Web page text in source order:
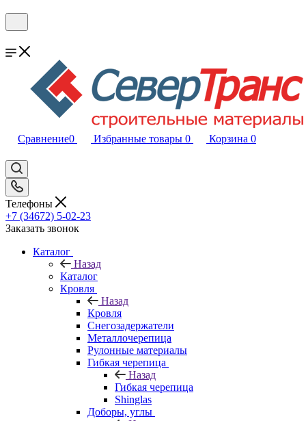
Сравнение0 Избранные товары 0 Корзина 0
Телефоны
+7 (34672) 5-02-23
Заказать звонок
Каталог
Назад
Каталог
Кровля
Назад
Кровля
Снегозадержатели
Металлочерепица
Рулонные материалы
Гибкая черепица
Назад
Гибкая черепица
Shinglas
Доборы, углы